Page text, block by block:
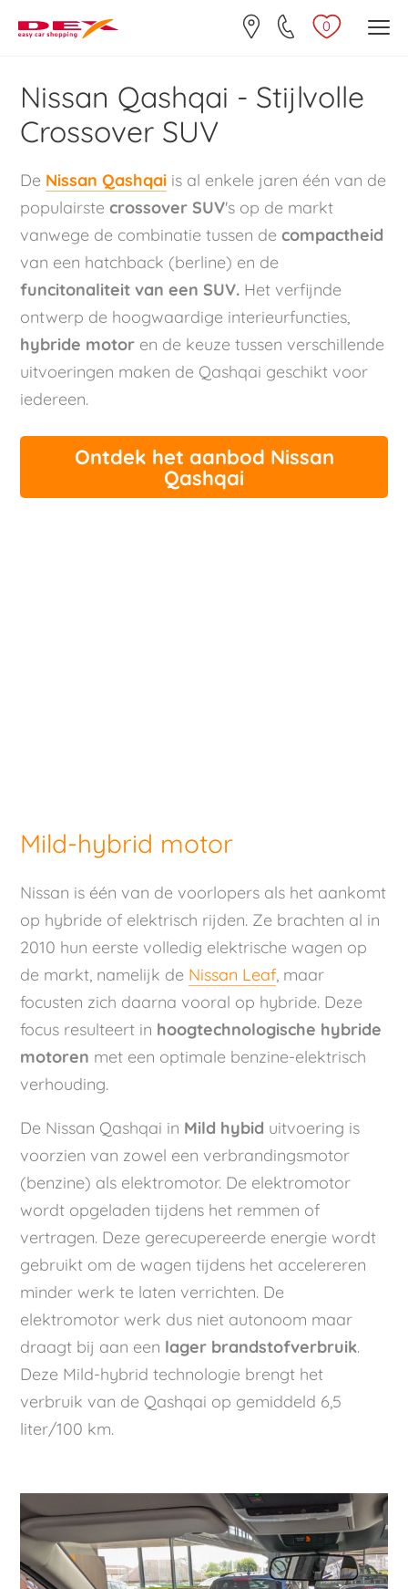
0
Nissan Qashqai - Stijlvolle
Crossover SUV
De Nissan Qashqai is al enkele jaren één van de
populairstecrossover SUV's op de markt
vanwege de combinatie tussen decompactheid
van een hatchback (berline) en de
funcitonaliteit van een SUV. Het verfijnde
ontwerp de hoogwaardige interieurfuncties,
hybride motor en de keuze tussen verschillende
uitvoeringen maken de Qashqai geschikt voor
iedereen.
Ontdek het aanbod Nissan
Qashqai
Mild-hybrid motor
Nissan is één van de voorlopers als het aankomt
op hybride of elektrisch rijden. Ze brachten al in
2010 hun eerste volledig elektrische wagen op
de markt, namelijk de Nissan Leaf, maar
focusten zich daarna vooral op hybride. Deze
focus resulteert in hoogtechnologische hybride
motoren met een optimale benzine-elektrisch
verhouding.
De Nissan Qashqai in Mild hybid uitvoering is
voorzien van zowel een verbrandingsmotor
(benzine) als elektromotor. De elektromotor
wordt opgeladen tijdens het remmen of
vertragen. Deze gerecupereerde energie wordt
gebruikt om de wagen tijdens het accelereren
minder werk te laten verrichten. De
elektromotor werk dus niet autonoom maar
draagt bij aan een lager brandstofverbruik.
Deze Mild-hybrid technologie brengt het
verbruik van de Qashqai op gemiddeld 6,5
liter/100 km.